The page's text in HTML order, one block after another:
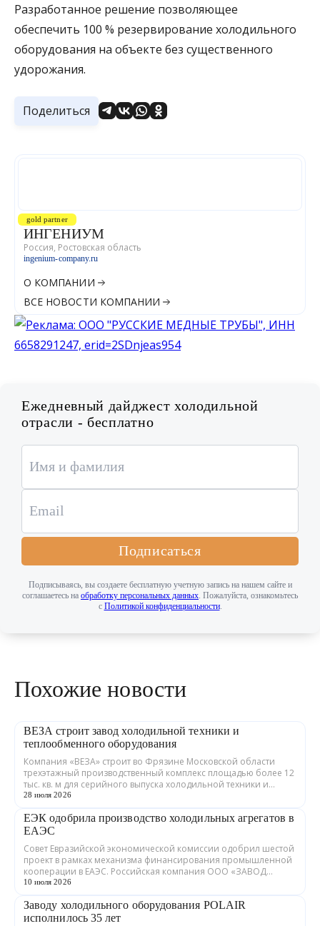
Разработанное решение позволяющее
обеспечить 100 % резервирование холодильного
оборудования на объекте без существенного
удорожания.
Поделиться
ИНГЕНИУМ
Россия, Ростовская область
ingenium-company.ru
О КОМПАНИИ
ВСЕ НОВОСТИ КОМПАНИИ
gold partner
Ежедневный дайджест холодильной
отрасли - бесплатно
Подписаться
Подписываясь, вы создаете бесплатную учетную запись на нашем сайте и
соглашаетесь на обработку персональных данных . Пожалуйста, ознакомьтесь
с Политикой конфиденциальности.
Похожие новости
ВЕЗА строит завод холодильной техники и
теплообменного оборудования
Компания «ВЕЗА» строит во Фрязине Московской области
трехэтажный производственный комплекс площадью более 12
тыс. кв. м для серийного выпуска холодильной техники и
теплообменного оборудования. ...
28 июля 2026
ЕЭК одобрила производство холодильных агрегатов в
ЕАЭС
Совет Евразийской экономической комиссии одобрил шестой
проект в рамках механизма финансирования промышленной
кооперации в ЕАЭС. Российская компания ООО «ЗАВОД
ГРАДИЕНТ» совместно с предприятия...
10 июля 2026
Заводу холодильного оборудования POLAIR
исполнилось 35 лет